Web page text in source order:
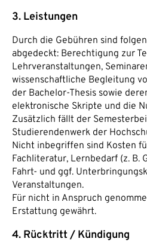
3. Leistungen
Durch die Gebühren sind
abgedeckt: Berechtigung zur
Lehrveranstaltungen,
wissenschaftliche Begleitung
der Bachelor-Thesis sowie
elektronische Skripte und die
Zusätzlich fällt der
Studierendenwerk der
Nicht inbegriffen sind Kosten
Fachliteratur, Lernbedarf (z. B.
Fahrt- und ggf.
Veranstaltungen.
Für nicht in Anspruch
Erstattung gewährt.
4. Rücktritt / Kündigung